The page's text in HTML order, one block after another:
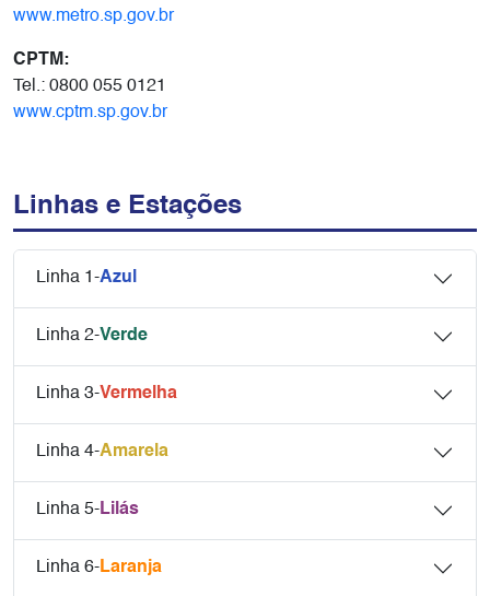
www.metro.sp.gov.br
CPTM:
Tel.: 0800 055 0121
www.cptm.sp.gov.br
Linhas e Estações
Linha 1-Azul
Linha 2-Verde
Linha 3-Vermelha
Linha 4-Amarela
Linha 5-Lilás
Linha 6-Laranja